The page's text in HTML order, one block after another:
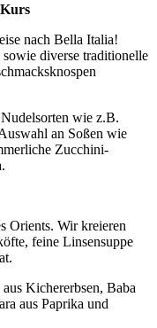
Kurs
nach Bella Italia!
diverse traditionelle
wie z.B.
an Soßen wie
Zucchini-
Orients. Wir kreieren
feine Linsensuppe
Kichererbsen, Baba
aus Paprika und